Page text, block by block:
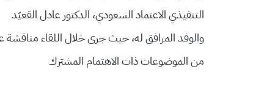
التنفيذي الاعتماد السعودي، الدكتور عادل القعيّد
والوفد المرافق له، حيث جرى خلال اللقاء مناقشة
من الموضوعات ذات الاهتمام المشترك